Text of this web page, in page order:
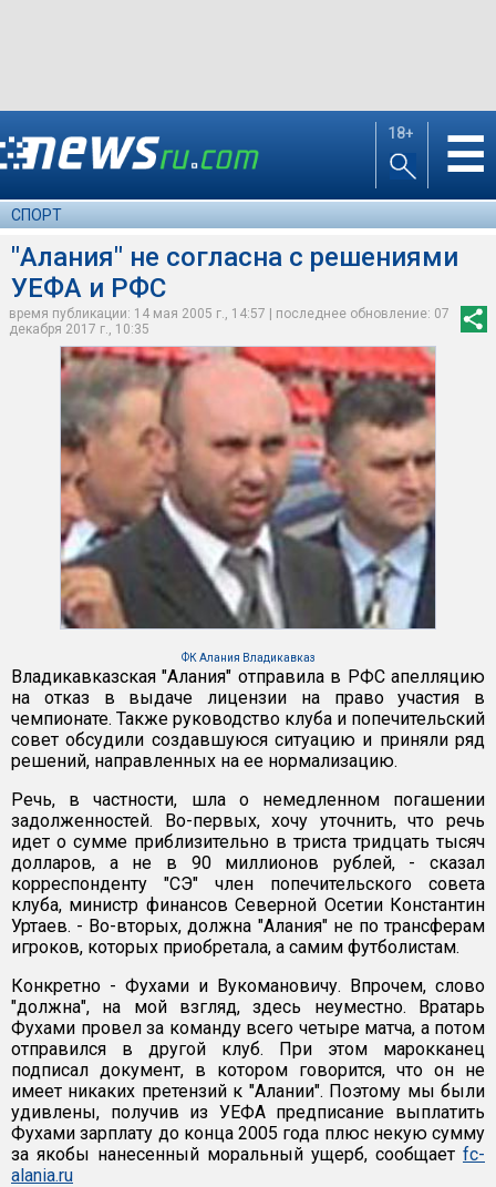
18+ ☰
СПОРТ
"Алания" не согласна с решениями
УЕФА и РФС
время публикации: 14 мая 2005 г., 14:57 | последнее обновление: 07
декабря 2017 г., 10:35
ФК Алания Владикавказ
Владикавказская "Алания" отправила в РФС апелляцию
на отказ в выдаче лицензии на право участия в
чемпионате. Также руководство клуба и попечительский
совет обсудили создавшуюся ситуацию и приняли ряд
решений, направленных на ее нормализацию.
Речь, в частности, шла о немедленном погашении
задолженностей. Во-первых, хочу уточнить, что речь
идет о сумме приблизительно в триста тридцать тысяч
долларов, а не в 90 миллионов рублей, - сказал
корреспонденту "СЭ" член попечительского совета
клуба, министр финансов Северной Осетии Константин
Уртаев. - Во-вторых, должна "Алания" не по трансферам
игроков, которых приобретала, а самим футболистам.
Конкретно - Фухами и Вукомановичу. Впрочем, слово
"должна", на мой взгляд, здесь неуместно. Вратарь
Фухами провел за команду всего четыре матча, а потом
отправился в другой клуб. При этом марокканец
подписал документ, в котором говорится, что он не
имеет никаких претензий к "Алании". Поэтому мы были
удивлены, получив из УЕФА предписание выплатить
Фухами зарплату до конца 2005 года плюс некую сумму
за якобы нанесенный моральный ущерб, сообщает fc-
alania.ru